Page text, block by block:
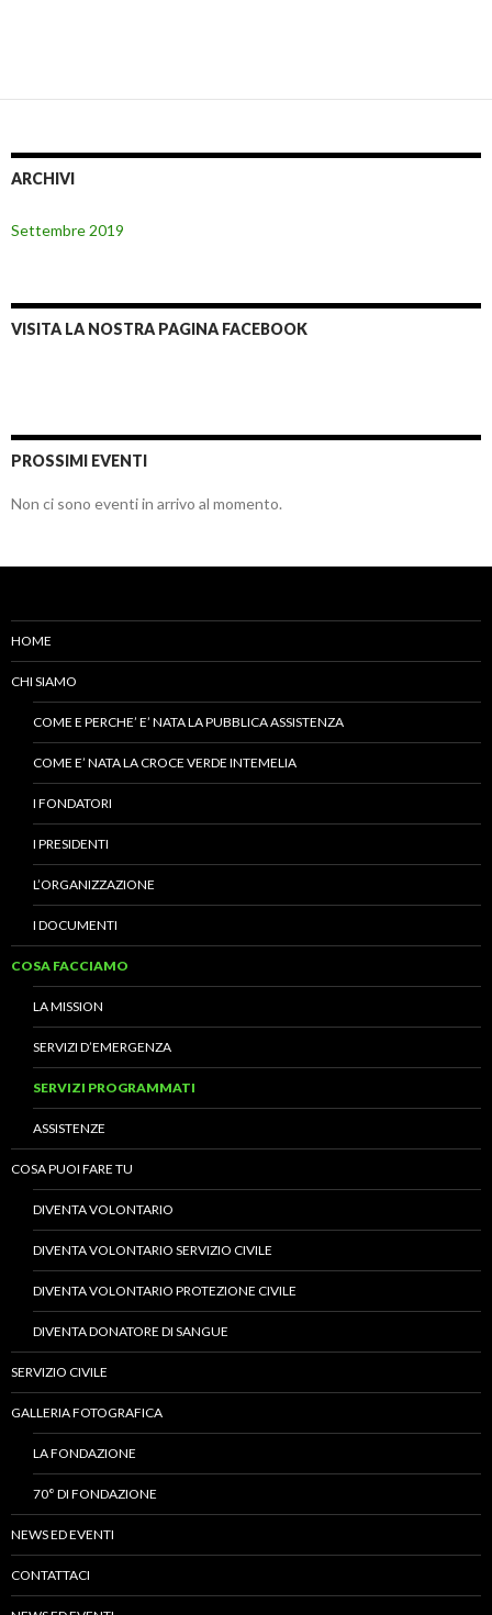
ARCHIVI
Settembre 2019
VISITA LA NOSTRA PAGINA FACEBOOK
PROSSIMI EVENTI
Non ci sono eventi in arrivo al momento.
HOME
CHI SIAMO
COME E PERCHE’ E’ NATA LA PUBBLICA ASSISTENZA
COME E’ NATA LA CROCE VERDE INTEMELIA
I FONDATORI
I PRESIDENTI
L’ORGANIZZAZIONE
I DOCUMENTI
COSA FACCIAMO
LA MISSION
SERVIZI D’EMERGENZA
SERVIZI PROGRAMMATI
ASSISTENZE
COSA PUOI FARE TU
DIVENTA VOLONTARIO
DIVENTA VOLONTARIO SERVIZIO CIVILE
DIVENTA VOLONTARIO PROTEZIONE CIVILE
DIVENTA DONATORE DI SANGUE
SERVIZIO CIVILE
GALLERIA FOTOGRAFICA
LA FONDAZIONE
70° DI FONDAZIONE
NEWS ED EVENTI
CONTATTACI